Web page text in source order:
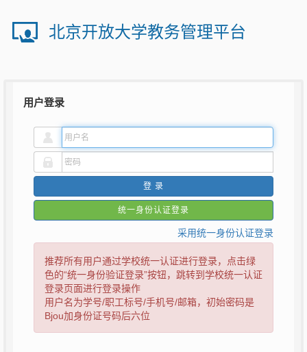
北京开放大学教务管理平台
用户登录
登录
统一身份认证登录
采用统一身份认证登录
推荐所有用户通过学校统一认证进行登录，点击绿
色的“统一身份验证登录”按钮，跳转到学校统一认证
登录页面进行登录操作
用户名为学号/职工标号/手机号/邮箱，初始密码是
Bjou加身份证号码后六位